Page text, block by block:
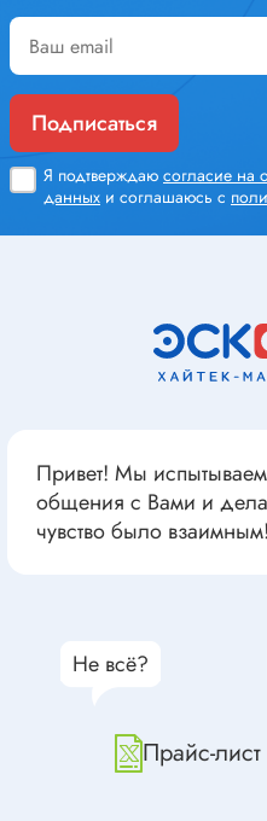
Подписаться
Я подтверждаю согласие на
данных и соглашаюсь с
Привет! Мы испытываем
общения с Вами и
чувство было взаимным!
Прайс-
Не всё?